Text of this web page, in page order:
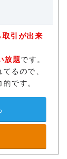
引が出来
放題です。
るので、
です。